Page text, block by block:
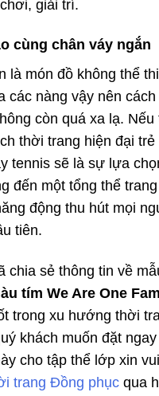
giải trí.
cùng chân váy ngắn
là món đồ không thể
các nàng vậy nên cách
còn quá xa lạ. Nếu
thời trang hiện đại trẻ
tennis sẽ là sự lựa
đến một tổng thể
động thu hút mọi
tiên.
chia sẻ thông tin về
tím We Are One
trong xu hướng thời
khách muốn đặt ngay
cho tập thể lớp xin
trang Đồng phục qua